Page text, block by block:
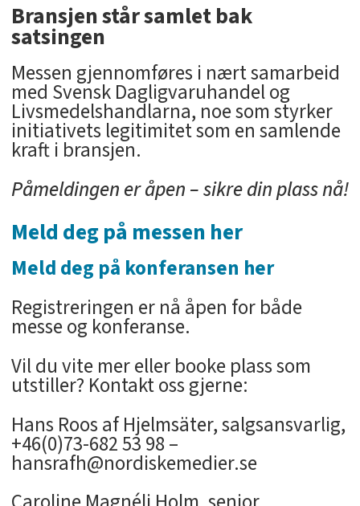
Bransjen står samlet bak
satsingen
Messen gjennomføres i nært samarbeid
med Svensk Dagligvaruhandel og
Livsmedelshandlarna, noe som styrker
initiativets legitimitet som en samlende
kraft i bransjen.
Påmeldingen er åpen – sikre din plass nå!
Meld deg på messen her
Meld deg på konferansen her
Registreringen er nå åpen for både
messe og konferanse.
Vil du vite mer eller booke plass som
utstiller? Kontakt oss gjerne:
Hans Roos af Hjelmsäter, salgsansvarlig,
+46(0)73-682 53 98 –
hansrafh@nordiskemedier.se